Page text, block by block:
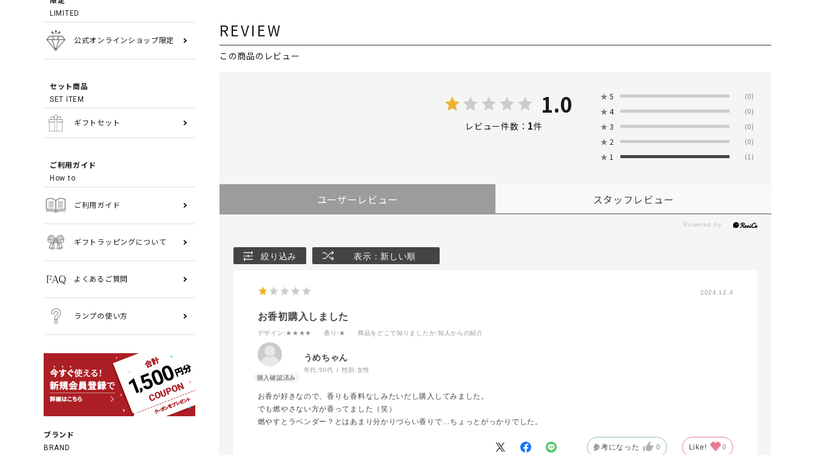
LIMITED
公式オンラインショップ限定
セット商品
SET ITEM
ギフトセット
ご利用ガイド
How to
ご利用ガイド
ギフトラッピングについて
よくあるご質問
ランプの使い方
ブランド
BRAND
REVIEW
この商品のレビュー
1.0
レビュー件数： 1件
★ 5 (0)
★ 4 (0)
★ 3 (0)
★ 2 (0)
★ 1 (1)
ユーザーレビュー スタッフレビュー
絞り込み 表示：新しい順
2024.12.4
お香初購入しました
デザイン :★★★★ 香り :★ 商品をどこで知りましたか:知人からの紹介
うめちゃん
年代:50代 性別:女性
お香が好きなので、香りも香料なしみたいだし購入してみました。
でも燃やさない方が香ってました（笑）
燃やすとラベンダー？とはあまり分かりづらい香りで…ちょっとがっかりでした。
参考になった 0 Like! 0